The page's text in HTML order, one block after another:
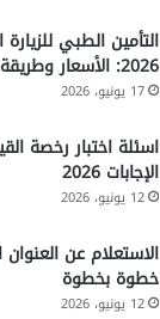
التأمين الطبي
2026: الأسعار وطريقة الشراء
17 يونيو، 2026
اسئلة اختبار رخصة
الإجابات 2026
12 يونيو، 2026
خطوة بخطوة
12 يونيو، 2026